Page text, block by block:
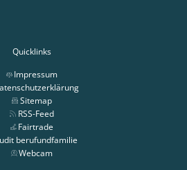
Quicklinks
Impressum
Sitemap
RSS-Feed
Fairtrade
berufundfamilie
Webcam